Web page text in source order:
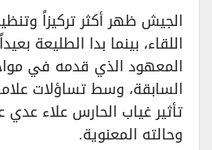
​الجيش ظهر أكثر تركيزاً
اللقاء، بينما بدا الطليعة
المعهود الذي قدمه في
السابقة، وسط تساؤلات
تأثير غياب الحارس علاء عدي
وحالته المعنوية.